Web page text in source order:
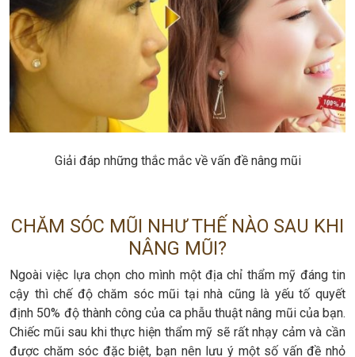
Giải đáp những thắc mắc về vấn đề nâng mũi
CHĂM SÓC MŨI NHƯ THẾ NÀO SAU KHI
NÂNG MŨI?
Ngoài việc lựa chọn cho mình một địa chỉ thẩm mỹ đáng tin
cậy thì chế độ chăm sóc mũi tại nhà cũng là yếu tố quyết
định 50% độ thành công của ca phẫu thuật nâng mũi của bạn.
Chiếc mũi sau khi thực hiện thẩm mỹ sẽ rất nhạy cảm và cần
được chăm sóc đặc biệt, bạn nên lưu ý một số vấn đề nhỏ